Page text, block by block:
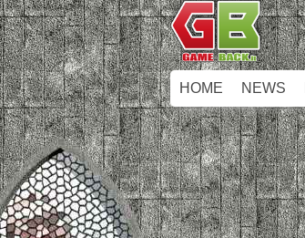
HOME NEWS